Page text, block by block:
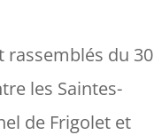
rassemblés du 30
les Saintes-
de Frigolet et